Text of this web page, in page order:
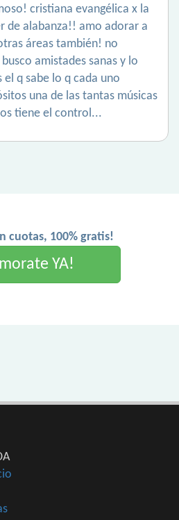
cristiana evangélica x la
de alabanza!! amo adorar a
áreas también! no
amistades sanas y lo
el q sabe lo q cada uno
una de las tantas músicas
tiene el control...
cuotas, 100% gratis!
YA!